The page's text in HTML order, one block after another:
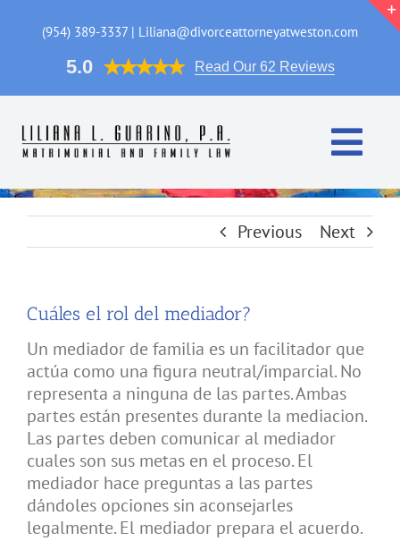
(954) 389-3337 | Liliana@divorceattorneyatweston.com
5.0 Read Our 62 Reviews
Casa
La Abogada
FAQ
Precio Fijo Divorcio Comun Acuerdo
Base de Conocimientos
Contacto / Ubicación
Previous Next
Cuáles el rol del mediador?
Un mediador de familia es un facilitador que
actúa como una figura neutral/imparcial. No
representa a ninguna de las partes. Ambas
partes están presentes durante la mediacion.
Las partes deben comunicar al mediador
cuales son sus metas en el proceso. El
mediador hace preguntas a las partes
dándoles opciones sin aconsejarles
legalmente. El mediador prepara el acuerdo.